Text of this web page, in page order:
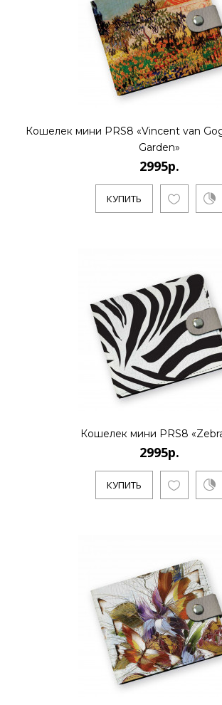
Кошелек мини PRS8 «Vincent van
Garden»
2995р.
КУПИТЬ
Кошелек мини PRS8
2995р.
КУПИТЬ